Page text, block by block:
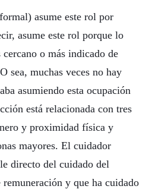
asume este rol por
asume este rol porque lo
o más indicado de
sea, muchas veces no hay
asumiendo esta ocupación
está relacionada con tres
y proximidad física y
mayores. El cuidador
directo del cuidado del
y que ha cuidado